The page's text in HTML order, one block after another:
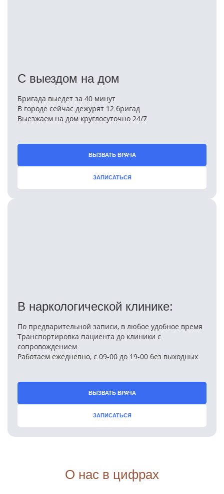
С выездом на дом
Бригада выедет за 40 минут
В городе сейчас дежурят 12 бригад
Выезжаем на дом круглосуточно 24/7
ВЫЗВАТЬ ВРАЧА
ЗАПИСАТЬСЯ
В наркологической клинике:
По предварительной записи, в любое удобное время
Транспортировка пациента до клиники с
сопровождением
Работаем ежедневно, с 09-00 до 19-00 без выходных
ВЫЗВАТЬ ВРАЧА
ЗАПИСАТЬСЯ
О нас в цифрах